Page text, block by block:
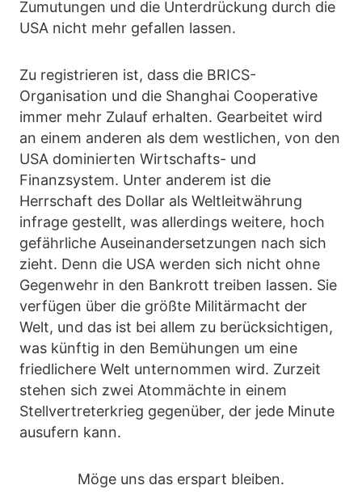
Zumutungen und die Unterdrückung durch die
USA nicht mehr gefallen lassen.
Zu registrieren ist, dass die BRICS-
Organisation und die Shanghai Cooperative
immer mehr Zulauf erhalten. Gearbeitet wird
an einem anderen als dem westlichen, von den
USA dominierten Wirtschafts- und
Finanzsystem. Unter anderem ist die
Herrschaft des Dollar als Weltleitwährung
infrage gestellt, was allerdings weitere, hoch
gefährliche Auseinandersetzungen nach sich
zieht. Denn die USA werden sich nicht ohne
Gegenwehr in den Bankrott treiben lassen. Sie
verfügen über die größte Militärmacht der
Welt, und das ist bei allem zu berücksichtigen,
was künftig in den Bemühungen um eine
friedlichere Welt unternommen wird. Zurzeit
stehen sich zwei Atommächte in einem
Stellvertreterkrieg gegenüber, der jede Minute
ausufern kann.
Möge uns das erspart bleiben.